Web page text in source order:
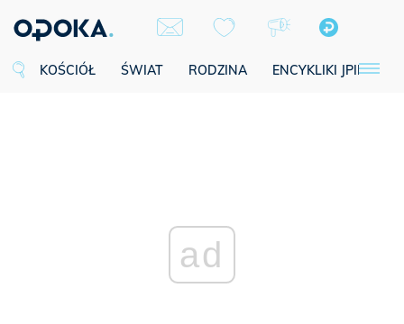
KOŚCIÓŁ ŚWIAT RODZINA ENCYKLIKI JPII
ad